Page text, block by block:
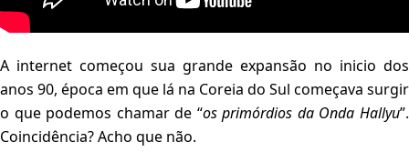
A internet começou sua grande expansão no inicio dos
anos 90, época em que lá na Coreia do Sul começava surgir
o que podemos chamar de “os primórdios da Onda Hallyu”.
Coincidência? Acho que não.